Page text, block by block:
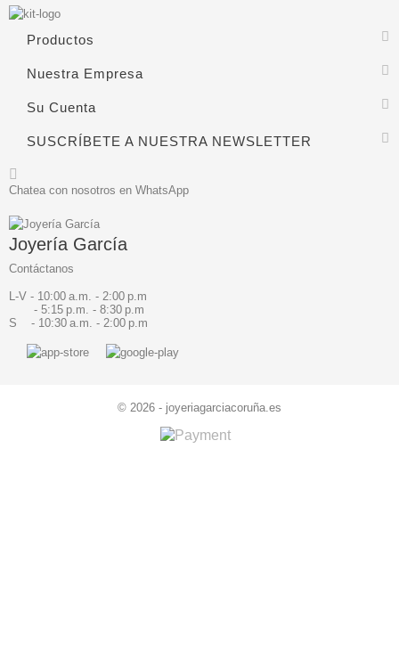
Productos
Nuestra Empresa
Su Cuenta
SUSCRÍBETE A NUESTRA NEWSLETTER
Chatea con nosotros en WhatsApp
Joyería García
Contáctanos
L-V - 10:00 a.m. - 2:00 p.m
- 5:15 p.m. - 8:30 p.m
S - 10:30 a.m. - 2:00 p.m
© 2026 - joyeriagarciacoruña.es